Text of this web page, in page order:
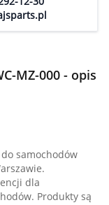
MZ-000 - opis
samochodów
dla
Produkty są